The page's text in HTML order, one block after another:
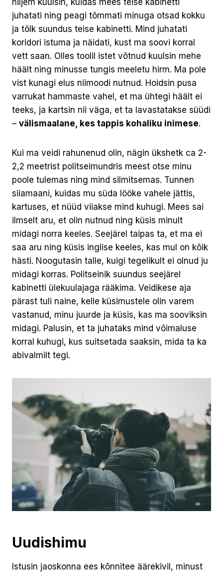
juhatati ning peagi tõmmati minuga otsad kokku
ja tõlk suundus teise kabinetti. Mind juhatati
koridori istuma ja näidati, kust ma soovi korral
vett saan. Olles toolil istet võtnud kuulsin mehe
häält ning minusse tungis meeletu hirm. Ma pole
vist kunagi elus niimoodi nutnud. Hoidsin pusa
varrukat hammaste vahel, et ma ühtegi häält ei
teeks, ja kartsin nii väga, et ta lavastatakse süüdi
– välismaalane, kes tappis kohaliku inimese.
Kui ma veidi rahunenud olin, nägin ükshetk ca 2-
2,2 meetrist politseimundris meest otse minu
poole tulemas ning mind silmitsemas. Tunnen
siiamaani, kuidas mu süda lööke vahele jättis,
kartuses, et nüüd viiakse mind kuhugi. Mees sai
ilmselt aru, et olin nutnud ning küsis minult
midagi norra keeles. Seejärel taipas ta, et ma ei
saa aru ning küsis inglise keeles, kas mul on kõik
hästi. Noogutasin talle, kuigi tegelikult ei olnud ju
midagi korras. Politseinik suundus seejärel
kabinetti ülekuulajaga rääkima. Veidikese aja
pärast tuli naine, kelle küsimustele olin varem
vastanud, minu juurde ja küsis, kas ma sooviksin
midagi. Palusin, et ta juhataks mind võimaluse
korral kuhugi, kus suitsetada saaksin, mida ta ka
abivalmilt tegi.
Uudishimu
Istusin jaoskonna ees kõnnitee äärekivil, minust